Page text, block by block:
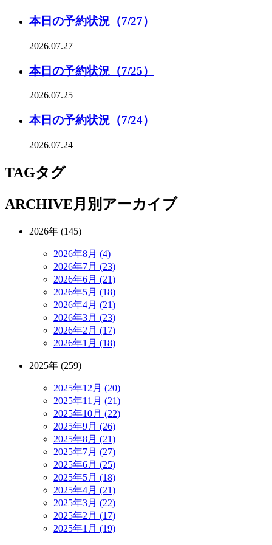
本日の予約状況（7/27）
2026.07.27
本日の予約状況（7/25）
2026.07.25
本日の予約状況（7/24）
2026.07.24
TAGタグ
ARCHIVE月別アーカイブ
2026年 (145)
2026年8月 (4)
2026年7月 (23)
2026年6月 (21)
2026年5月 (18)
2026年4月 (21)
2026年3月 (23)
2026年2月 (17)
2026年1月 (18)
2025年 (259)
2025年12月 (20)
2025年11月 (21)
2025年10月 (22)
2025年9月 (26)
2025年8月 (21)
2025年7月 (27)
2025年6月 (25)
2025年5月 (18)
2025年4月 (21)
2025年3月 (22)
2025年2月 (17)
2025年1月 (19)